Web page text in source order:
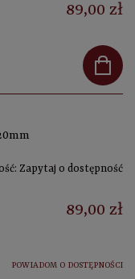
89,00 zł
Zapytaj o dostępność
89,00 zł
POWIADOM O DOSTĘPNOŚCI